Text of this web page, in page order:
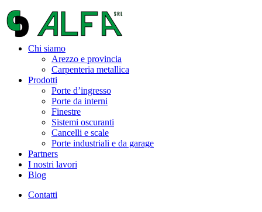
Chi siamo
Arezzo e provincia
Carpenteria metallica
Prodotti
Porte d’ingresso
Porte da interni
Finestre
Sistemi oscuranti
Cancelli e scale
Porte industriali e da garage
Partners
I nostri lavori
Blog
Contatti